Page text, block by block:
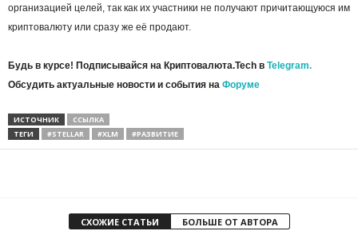
организацией целей, так как их участники не получают причитающуюся им
криптовалюту или сразу же её продают.
Будь в курсе! Подписывайся на Криптовалюта.Tech в Telegram.
Обсудить актуальные новости и события на Форуме
ИСТОЧНИК
ССЫЛКА
ТЕГИ
#STELLAR #XLM #РАЗВИТИЕ
СХОЖИЕ СТАТЬИ БОЛЬШЕ ОТ АВТОРА